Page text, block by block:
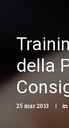
della
25 mar 2013 in